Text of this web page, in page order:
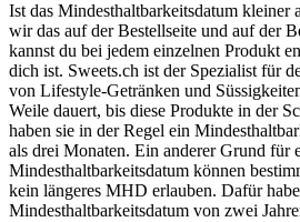
Ist das Mindesthaltbarkeitsdatum kleiner
wir das auf der Bestellseite und auf der
kannst du bei jedem einzelnen Produkt
dich ist. Sweets.ch ist der Spezialist für
von Lifestyle-Getränken und
Weile dauert, bis diese Produkte in der
haben sie in der Regel ein
als drei Monaten. Ein anderer Grund für
Mindesthaltbarkeitsdatum können
kein längeres MHD erlauben. Dafür
Mindesthaltbarkeitsdatum von zwei